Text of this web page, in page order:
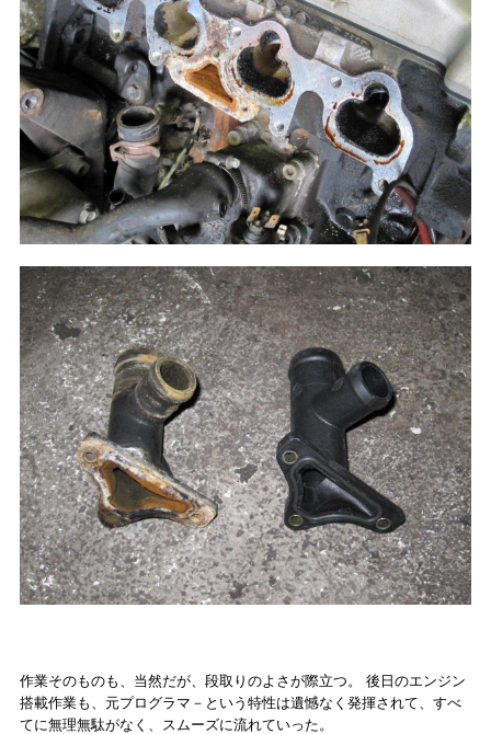
作業そのものも、当然だが、段取りのよさが際立つ。 後日のエンジン
搭載作業も、元プログラマ－という特性は遺憾なく発揮されて、すべ
てに無理無駄がなく、スムーズに流れていった。